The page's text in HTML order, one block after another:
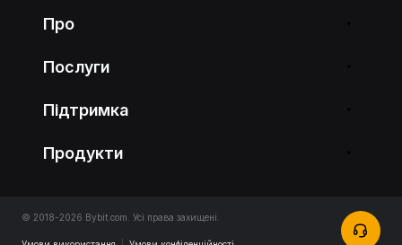
Про
Послуги
Підтримка
Продукти
© 2018-2026 Bybit.com. Усі права захищені.